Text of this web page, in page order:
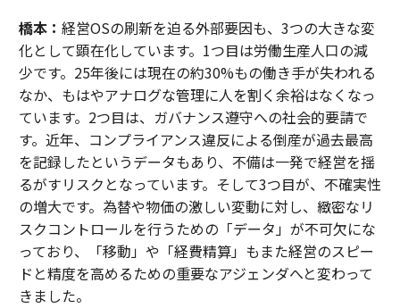
橋本： 経営OSの刷新を迫る外部要因も、3つの大きな変
化として顕在化しています。1つ目は労働生産人口の減
少です。25年後には現在の約30%もの働き手が失われる
なか、もはやアナログな管理に人を割く余裕はなくなっ
ています。2つ目は、ガバナンス遵守への社会的要請で
す。近年、コンプライアンス違反による倒産が過去最高
を記録したというデータもあり、不備は一発で経営を揺
るがすリスクとなっています。そして3つ目が、不確実性
の増大です。為替や物価の激しい変動に対し、緻密なリ
スクコントロールを行うための「データ」が不可欠にな
っており、「移動」や「経費精算」もまた経営のスピー
ドと精度を高めるための重要なアジェンダへと変わって
きました。